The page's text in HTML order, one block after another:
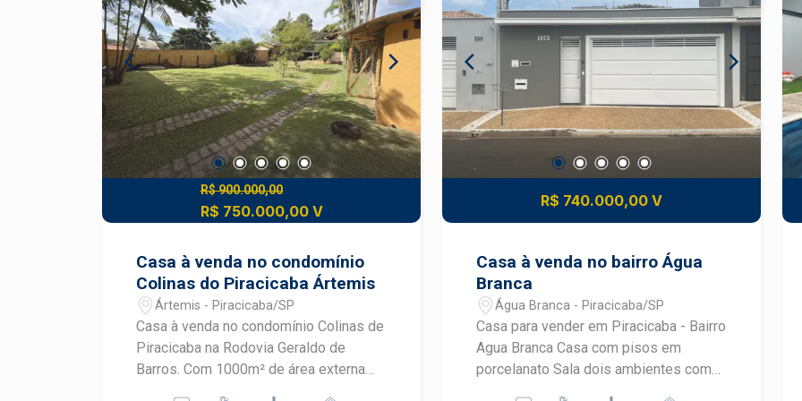
Localizada em um dos bairros mais
tradicionais e valorizados de
Piracicaba. Entre em contato para mais
informações e agende sua visita. Será
um prazer apresentar este imóvel!
Preparação para energia fotovoltaica,
com conduítes e tubulação já passados
(sistema não instalado) Duas caixas d
´agua de 500 litros, garantindo maior
autonomia no abastecimento Um imóvel
funcional, com excelente base
acabamentos e tecnologias conforme o
FGTS. Estuda parcelamento
R$ 900.000,00
R$ 750.000,00 V
Casa à venda no condomínio
Colinas do Piracicaba Ártemis
Ártemis - Piracicaba/SP
Casa à venda no condomínio Colinas de
Piracicaba na Rodovia Geraldo de
Barros. Com 1000m² de área externa
R$ 740.000,00 V
Casa à venda no bairro Água
Branca
Água Branca - Piracicaba/SP
Casa para vender em Piracicaba - Bairro
Agua Branca Casa com pisos em
porcelanato Sala dois ambientes com